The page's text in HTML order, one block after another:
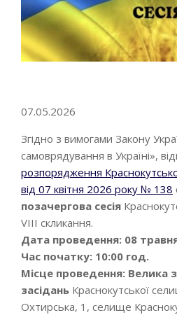
07.05.2026
Згідно з вимогами Закону
самоврядування в Україні»,
розпорядження
від 07 квітня 2026 року № 138
позачергова сесія
VIII скликання.
Дата проведення: 08
Час початку: 10:00 год.
Місце проведення: Велика
засідань Краснокутської
Охтирська, 1, селище